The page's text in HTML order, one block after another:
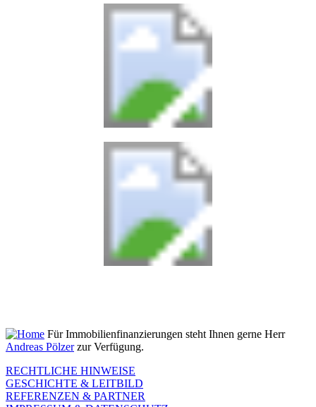
Für Immobilienfinanzierungen steht Ihnen gerne Herr
Andreas Pölzerzur Verfügung.
RECHTLICHE HINWEISE
GESCHICHTE & LEITBILD
REFERENZEN & PARTNER